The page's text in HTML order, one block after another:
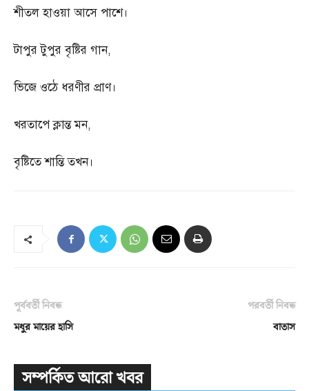
শীতল হাওয়া আসে পাশে।
টাপুর টুপুর বৃষ্টির গান,
ভিজে ওঠে ধরণীর প্রাণ।
খরতাপে ক্লান্ত মন,
বৃষ্টিতে শান্তি তখন।
পূর্ববর্তী নিবন্ধ
মধুর মায়ের হাসি
পরবর্তী নিবন্ধ
বাতাস
সম্পর্কিত আরো খবর